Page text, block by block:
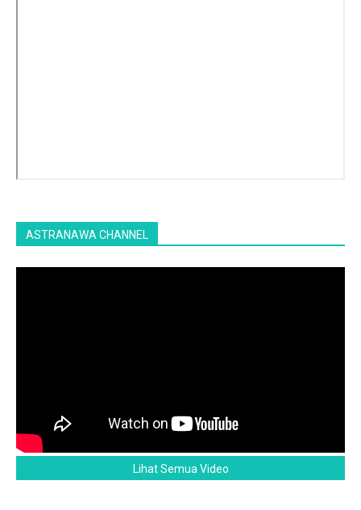
ASTRANAWA CHANNEL
Lihat Semua Video